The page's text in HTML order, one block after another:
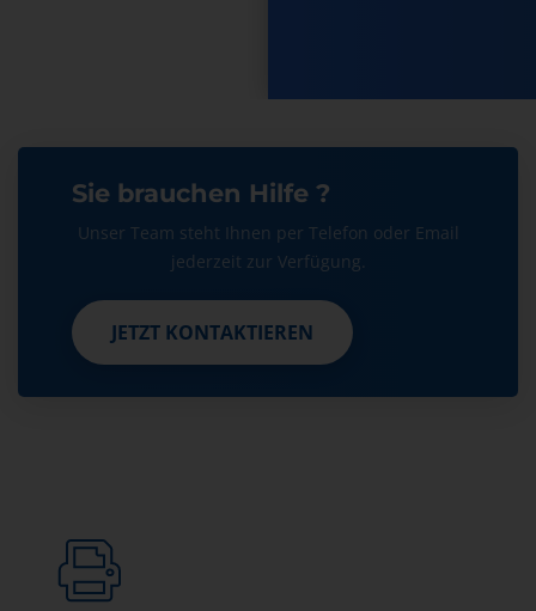
Sie brauchen Hilfe ?
Unser Team steht Ihnen per Telefon oder Email
jederzeit zur Verfügung.
JETZT KONTAKTIEREN
JETZT KONTAKTIEREN